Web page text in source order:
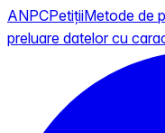
ANPCPetițiiMetode de
preluare datelor cu